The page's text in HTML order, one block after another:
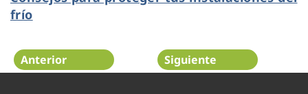
frío
Anterior Siguiente